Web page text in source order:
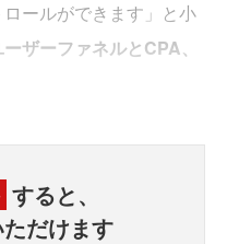
ールができます」と小
ーザーファネルとCPA、
すると、
だけます